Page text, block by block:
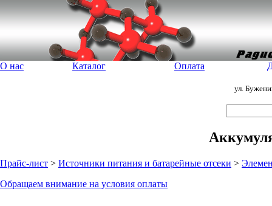
О нас Каталог Оплата
ул.
Прайс-лист > Источники питания и батарейные отсеки >
Обращаем внимание на условия оплаты